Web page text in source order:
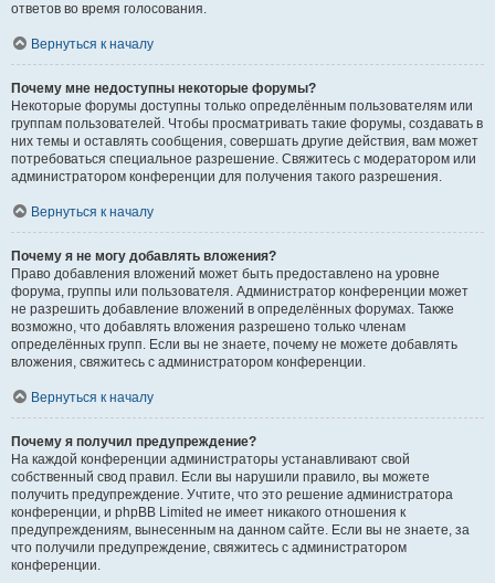
ответов во время голосования.
Вернуться к началу
Почему мне недоступны некоторые форумы?
Некоторые форумы доступны только определённым пользователям или
группам пользователей. Чтобы просматривать такие форумы, создавать в
них темы и оставлять сообщения, совершать другие действия, вам может
потребоваться специальное разрешение. Свяжитесь с модератором или
администратором конференции для получения такого разрешения.
Вернуться к началу
Почему я не могу добавлять вложения?
Право добавления вложений может быть предоставлено на уровне
форума, группы или пользователя. Администратор конференции может
не разрешить добавление вложений в определённых форумах. Также
возможно, что добавлять вложения разрешено только членам
определённых групп. Если вы не знаете, почему не можете добавлять
вложения, свяжитесь с администратором конференции.
Вернуться к началу
Почему я получил предупреждение?
На каждой конференции администраторы устанавливают свой
собственный свод правил. Если вы нарушили правило, вы можете
получить предупреждение. Учтите, что это решение администратора
конференции, и phpBB Limited не имеет никакого отношения к
предупреждениям, вынесенным на данном сайте. Если вы не знаете, за
что получили предупреждение, свяжитесь с администратором
конференции.